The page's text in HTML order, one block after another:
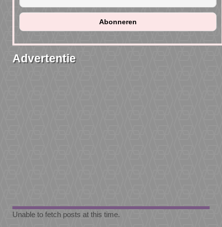
Advertentie
Unable to fetch posts at this time.